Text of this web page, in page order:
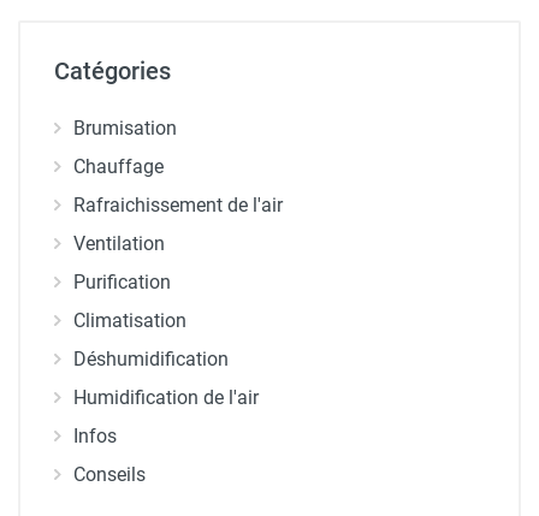
Catégories
Brumisation
Chauffage
Rafraichissement de l'air
Ventilation
Purification
Climatisation
Déshumidification
Humidification de l'air
Infos
Conseils